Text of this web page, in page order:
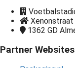
Xenonstraat
1362 GD
Partner Websites